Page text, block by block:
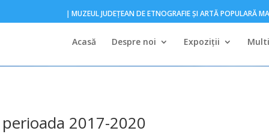
｜MUZEUL JUDEŢEAN DE ETNOGRAFIE ŞI ARTĂ POPULARĂ
Acasă Despre noi Expoziţii
2017-2020